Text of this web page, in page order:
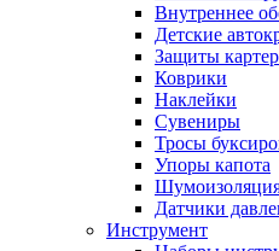
Внутреннее
Детские
Защиты
Коврики
Наклейки
Сувениры
Тросы
Упоры капота
Датчики
Инструмент